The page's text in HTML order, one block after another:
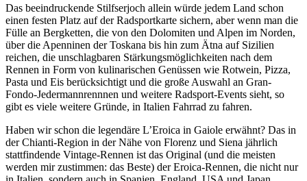
Das beeindruckende Stilfserjoch allein würde jedem Land schon
einen festen Platz auf der Radsportkarte sichern, aber wenn man die
Fülle an Bergketten, die von den Dolomiten und Alpen im Norden,
über die Apenninen der Toskana bis hin zum Ätna auf Sizilien
reichen, die unschlagbaren Stärkungsmöglichkeiten nach dem
Rennen in Form von kulinarischen Genüssen wie Rotwein, Pizza,
Pasta und Eis berücksichtigt und die große Auswahl an Gran-
Fondo-Jedermannrennnen und weitere Radsport-Events sieht, so
gibt es viele weitere Gründe, in Italien Fahrrad zu fahren.
Haben wir schon die legendäre L’Eroica in Gaiole erwähnt? Das in
der Chianti-Region in der Nähe von Florenz und Siena jährlich
stattfindende Vintage-Rennen ist das Original (und die meisten
werden mir zustimmen: das Beste) der Eroica-Rennen, die nicht nur